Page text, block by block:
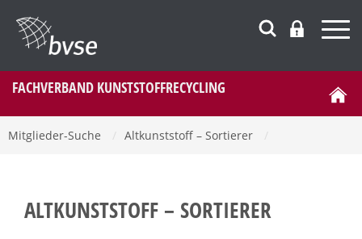
FACHVERBAND KUNSTSTOFFRECYCLING
Mitglieder-Suche Altkunststoff – Sortierer
ALTKUNSTSTOFF – SORTIERER